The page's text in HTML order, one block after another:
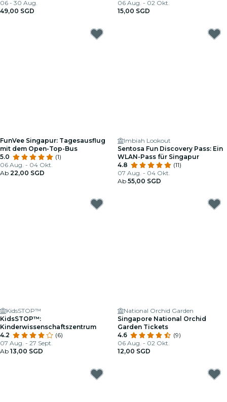
06 - 30 Aug.
49,00 SGD
06 Aug. - 02 Okt.
15,00 SGD
FunVee Singapur: Tagesausflug
mit dem Open-Top-Bus
5.0
(1)
06 Aug. - 04 Okt.
Ab 22,00 SGD
Imbiah Lookout
Sentosa Fun Discovery Pass: Ein
WLAN-Pass für Singapur
4.8
(11)
07 Aug. - 04 Okt.
Ab 55,00 SGD
KidsSTOP™
KidsSTOP™:
Kinderwissenschaftszentrum
4.2
(6)
07 Aug. - 27 Sept.
Ab 13,00 SGD
National Orchid Garden
Singapore National Orchid
Garden Tickets
4.6
(9)
06 Aug. - 02 Okt.
12,00 SGD